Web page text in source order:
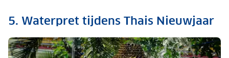
5. Waterpret tijdens Thais Nieuwjaar